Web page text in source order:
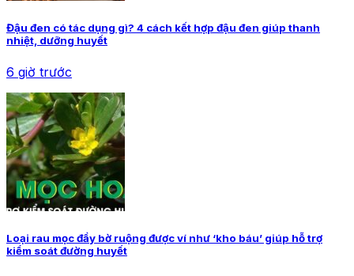
Đậu đen có tác dụng gì? 4 cách kết hợp đậu đen giúp thanh
nhiệt, dưỡng huyết
6 giờ trước
Loại rau mọc đầy bờ ruộng được ví như ‘kho báu’ giúp hỗ trợ
kiểm soát đường huyết